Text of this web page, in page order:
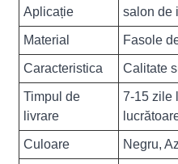
Aplicație salon de
Material Fasole
Caracteristica Calitate
Timpul de
livrare
7-15 zile
Culoare Negru,